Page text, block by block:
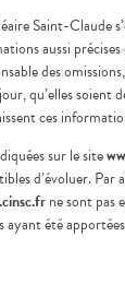
Saint-Claude
aussi
des
qu’elles soient
ces
sur le site
d’évoluer. Par
ne sont pas
été